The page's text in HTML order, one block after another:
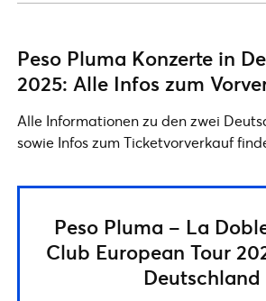
Peso Pluma Konzerte in
2025: Alle Infos zum
Alle Informationen zu den zwei
sowie Infos zum Ticketvorverkauf
Peso Pluma – La
Club European Tour
Deutschland